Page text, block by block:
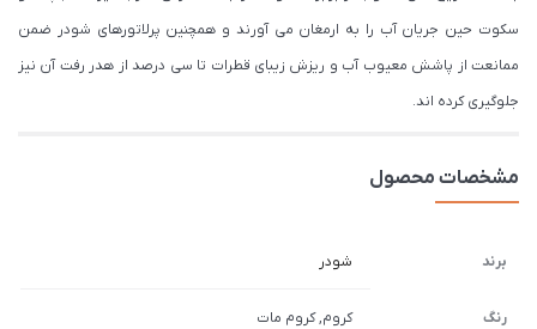
سکوت حین جریان آب را به ارمغان می آورند و همچنین پرلاتورهای شودر ضمن
ممانعت از پاشش معیوب آب و ریزش زیبای قطرات تا سی درصد از هدر رفت آن نیز
جلوگیری کرده اند.
مشخصات محصول
برند شودر
رنگ کروم, کروم مات